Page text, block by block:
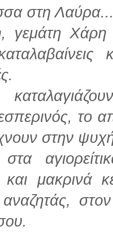
στη
γεμάτη Χάρη
το
στην
στα
και μακρινά